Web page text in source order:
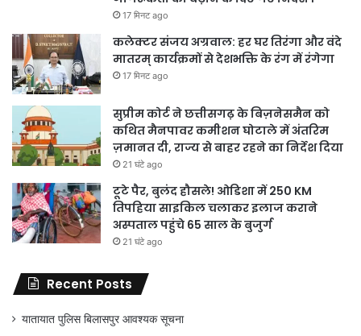
17 मिनट ago
कलेक्टर संजय अग्रवाल: हर घर तिरंगा और वंदे
मातरम् कार्यक्रमों से देशभक्ति के रंग में रंगेगा
17 मिनट ago
सुप्रीम कोर्ट ने छत्तीसगढ़ के बिज़नेसमैन को
कथित मैनपावर कमीशन घोटाले में अंतरिम
ज़मानत दी, राज्य से बाहर रहने का निर्देश दिया
21 घंटे ago
टूटे पैर, बुलंद हौसले! ओडिशा में 250 KM
तिपहिया साइकिल चलाकर इलाज कराने
अस्पताल पहुंचे 65 साल के बुजुर्ग
21 घंटे ago
Recent Posts
यातायात पुलिस बिलासपुर आवश्यक सूचना